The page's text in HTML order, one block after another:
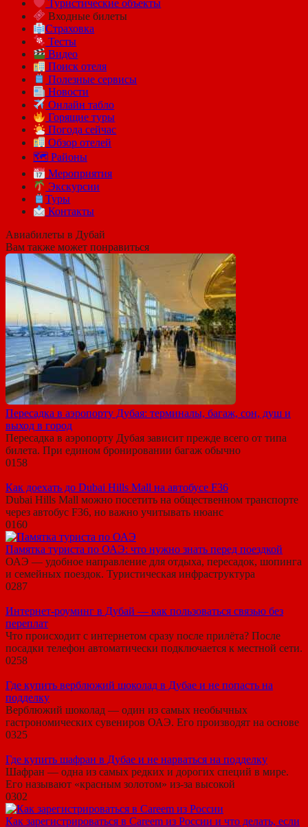
Туристические объекты
Входные билеты
Страховка
Тесты
Видео
Поиск отеля
Полезные сервисы
Новости
Онлайн табло
Горящие туры
Погода сейчас
Обзор отелей
🗺 Районы
Мероприятия
Экскурсии
Туры
Контакты
Авиабилеты в Дубай
Вам также может понравиться
Пересадка в аэропорту Дубая: терминалы, багаж, сон, душ и
выход в город
Пересадка в аэропорту Дубая зависит прежде всего от типа
билета. При едином бронировании багаж обычно
0158
Как доехать до Dubai Hills Mall на автобусе F36
Dubai Hills Mall можно посетить на общественном транспорте
через автобус F36, но важно учитывать нюанс
0160
Памятка туриста по ОАЭ: что нужно знать перед поездкой
ОАЭ — удобное направление для отдыха, пересадок, шопинга
и семейных поездок. Туристическая инфраструктура
0287
Интернет-роуминг в Дубай — как пользоваться связью без
переплат
Что происходит с интернетом сразу после прилёта? После
посадки телефон автоматически подключается к местной сети.
0258
Где купить верблюжий шоколад в Дубае и не попасть на
подделку
Верблюжий шоколад — один из самых необычных
гастрономических сувениров ОАЭ. Его производят на основе
0325
Где купить шафран в Дубае и не нарваться на подделку
Шафран — одна из самых редких и дорогих специй в мире.
Его называют «красным золотом» из-за высокой
0302
Как зарегистрироваться в Careem из России и что делать, если